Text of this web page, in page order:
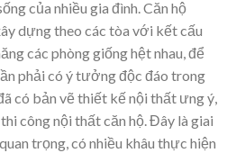
của nhiều gia đình. Căn hộ
dựng theo các tòa với kết cấu
các phòng giống hệt nhau, để
phải có ý tưởng độc đáo trong
có bản vẽ thiết kế nội thất ưng ý,
công nội thất căn hộ. Đây là giai
trọng, có nhiều khâu thực hiện